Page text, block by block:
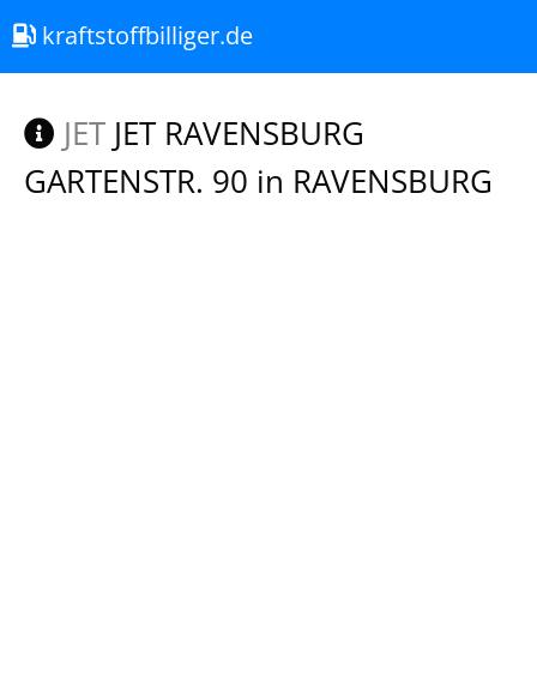
kraftstoffbilliger.de
JET JET RAVENSBURG
GARTENSTR. 90 in RAVENSBURG